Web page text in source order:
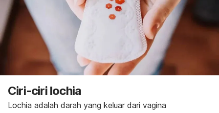
Ciri-ciri lochia
Lochia adalah darah yang keluar dari vagina